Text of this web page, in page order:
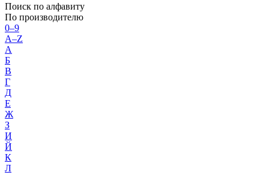
Поиск по алфавиту
По производителю
0–9
A–Z
А
Б
В
Г
Д
Е
Ж
З
И
Й
К
Л